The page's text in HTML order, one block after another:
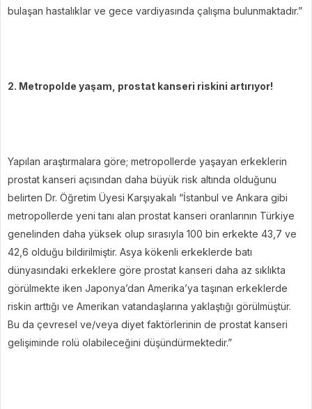
bulaşan hastalıklar ve gece vardiyasında çalışma bulunmaktadır.”
2. Metropolde yaşam, prostat kanseri riskini artırıyor!
Yapılan araştırmalara göre; metropollerde yaşayan erkeklerin
prostat kanseri açısından daha büyük risk altında olduğunu
belirten Dr. Öğretim Üyesi Karşıyakalı “İstanbul ve Ankara gibi
metropollerde yeni tanı alan prostat kanseri oranlarının Türkiye
genelinden daha yüksek olup sırasıyla 100 bin erkekte 43,7 ve
42,6 olduğu bildirilmiştir. Asya kökenli erkeklerde batı
dünyasındaki erkeklere göre prostat kanseri daha az sıklıkta
görülmekte iken Japonya’dan Amerika’ya taşınan erkeklerde
riskin arttığı ve Amerikan vatandaşlarına yaklaştığı görülmüştür.
Bu da çevresel ve/veya diyet faktörlerinin de prostat kanseri
gelişiminde rolü olabileceğini düşündürmektedir.”